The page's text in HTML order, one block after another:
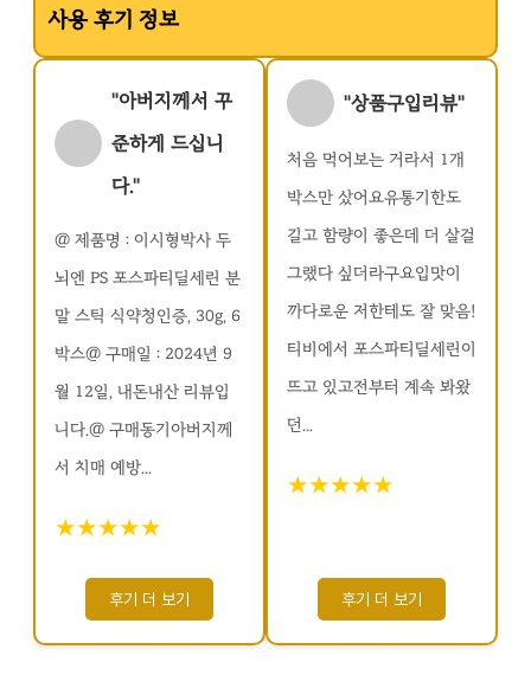
사용 후기 정보
"아버지께서 꾸
준하게 드십니
다."
@ 제품명 : 이시형박사 두
뇌엔 PS 포스파티딜세린 분
말 스틱 식약청인증, 30g, 6
박스@ 구매일 : 2024년 9
월 12일, 내돈내산 리뷰입
니다.@ 구매동기아버지께
서 치매 예방...
★★★★★
후기 더 보기
"상품구입리뷰"
처음 먹어보는 거라서 1개
박스만 샀어요유통기한도
길고 함량이 좋은데 더 살걸
그랬다 싶더라구요입맛이
까다로운 저한테도 잘 맞음!
티비에서 포스파티딜세린이
뜨고 있고전부터 계속 봐왔
던...
★★★★★
후기 더 보기